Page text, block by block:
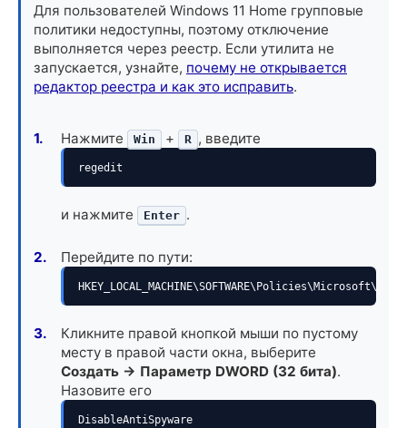
Для пользователей Windows 11 Home групповые
политики недоступны, поэтому отключение
выполняется через реестр. Если утилита не
запускается, узнайте, почему не открывается
редактор реестра и как это исправить.
Нажмите Win + R , введите
regedit
и нажмите Enter .
Перейдите по пути:
Кликните правой кнопкой мыши по пустому
месту в правой части окна, выберите
Создать -> Параметр DWORD (32 бита).
Назовите его
DisableAntiSpyware